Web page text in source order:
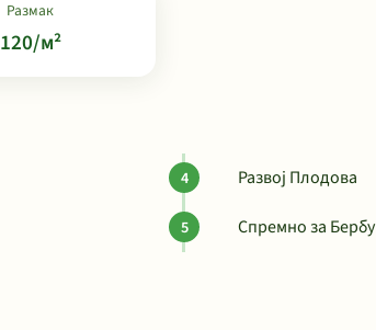
Размак
120/м²
Развој Плодова
Спремно за Бербу